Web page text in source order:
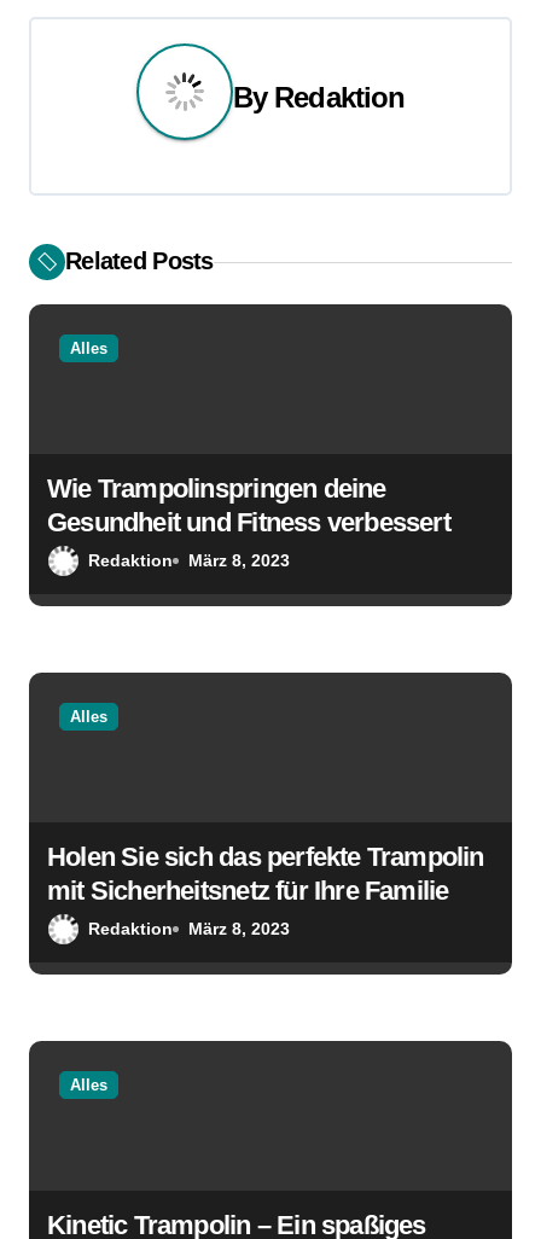
s
n
a
i
n
By Redaktion
Related Posts
Alles
Wie Trampolinspringen deine
Gesundheit und Fitness verbessert
Redaktion März 8, 2023
Alles
Holen Sie sich das perfekte Trampolin
mit Sicherheitsnetz für Ihre Familie
Redaktion März 8, 2023
Alles
Kinetic Trampolin – Ein spaßiges